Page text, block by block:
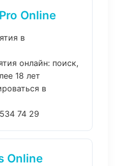
Online
в
онлайн: поиск,
18 лет
в
74 29
Online